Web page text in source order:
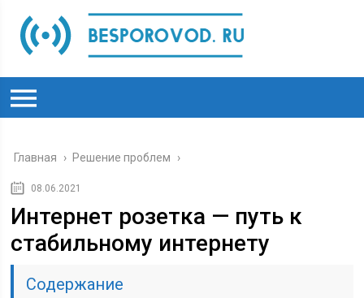
Главная › Решение проблем ›
08.06.2021
Интернет розетка — путь к
стабильному интернету
Содержание